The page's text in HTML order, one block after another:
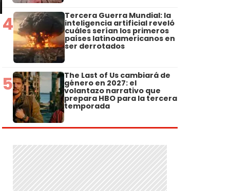
4 Tercera Guerra Mundial: la
inteligencia artificial reveló
cuáles serían los primeros
países latinoamericanos en
ser derrotados
5 The Last of Us cambiará de
género en 2027: el
volantazo narrativo que
prepara HBO para la tercera
temporada